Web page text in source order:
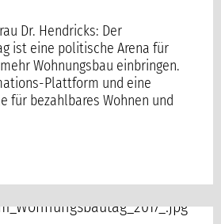
Dr. Hendricks: Der
ist eine politische Arena für
Wohnungsbau einbringen.
Plattform und eine
für bezahlbares Wohnen und